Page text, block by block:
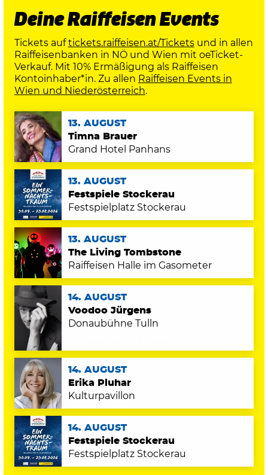
Deine Raiffeisen Events
Tickets auftickets.raiffeisen.at/Ticketsund in allen
Raiffeisenbanken in NÖ und Wien mit oeTicket-
Verkauf. Mit 10% Ermäßigung als Raiffeisen
Kontoinhaber*in. Zu allen Raiffeisen Events in
Wien und Niederösterreich.
13. AUGUST
Timna Brauer
Grand Hotel Panhans
13. AUGUST
Festspiele Stockerau
Festspielplatz Stockerau
13. AUGUST
The Living Tombstone
Raiffeisen Halle im Gasometer
14. AUGUST
Voodoo Jürgens
Donaubühne Tulln
14. AUGUST
Erika Pluhar
Kulturpavillon
14. AUGUST
Festspiele Stockerau
Festspielplatz Stockerau